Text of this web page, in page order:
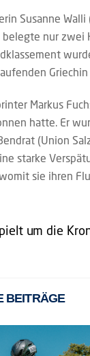
Susanne
nur zwei
Markus
hatte. Er
(Union
starke
sie ihren
um die
BEITRÄGE